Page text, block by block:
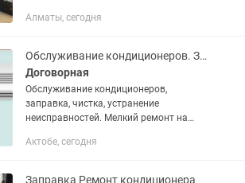
работы 💰 Стоимость согласовывается
тормозит,...
Алматы, сегодня
Обслуживание кондиционеров. Заправка, монтаж
Договорная
Обслуживание кондиционеров,
заправка, чистка, устранение
неисправностей. Мелкий ремонт на
кондиционеров. Врф, врм системы.
гарантией.
Актобе, сегодня
Заправка Ремонт кондиционера